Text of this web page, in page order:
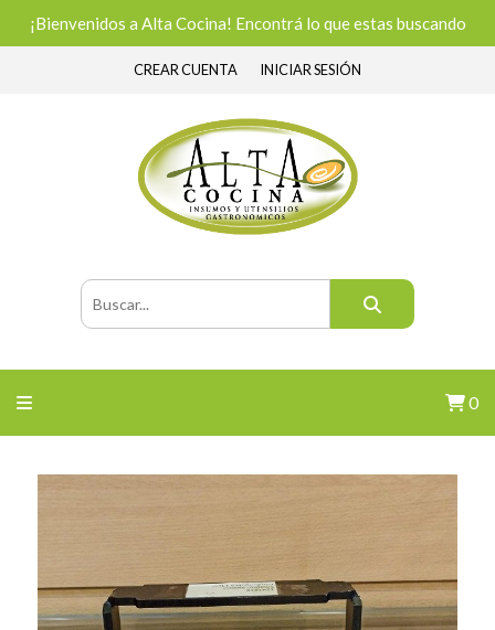
¡Bienvenidos a Alta Cocina! Encontrá lo que estas buscando
CREAR CUENTA INICIAR SESIÓN
0